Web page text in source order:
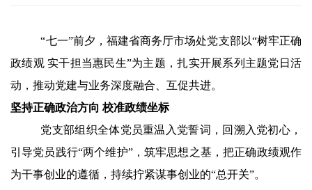
“七一”前夕，福建省商务厅市场处党支部以“树牢正确
政绩观 实干担当惠民生”为主题，扎实开展系列主题党日活
动，推动党建与业务深度融合、互促共进。
坚持正确政治方向 校准政绩坐标
党支部组织全体党员重温入党誓词，回溯入党初心，
引导党员践行“两个维护”，筑牢思想之基，把正确政绩观作
为干事创业的遵循，持续拧紧谋事创业的“总开关”。